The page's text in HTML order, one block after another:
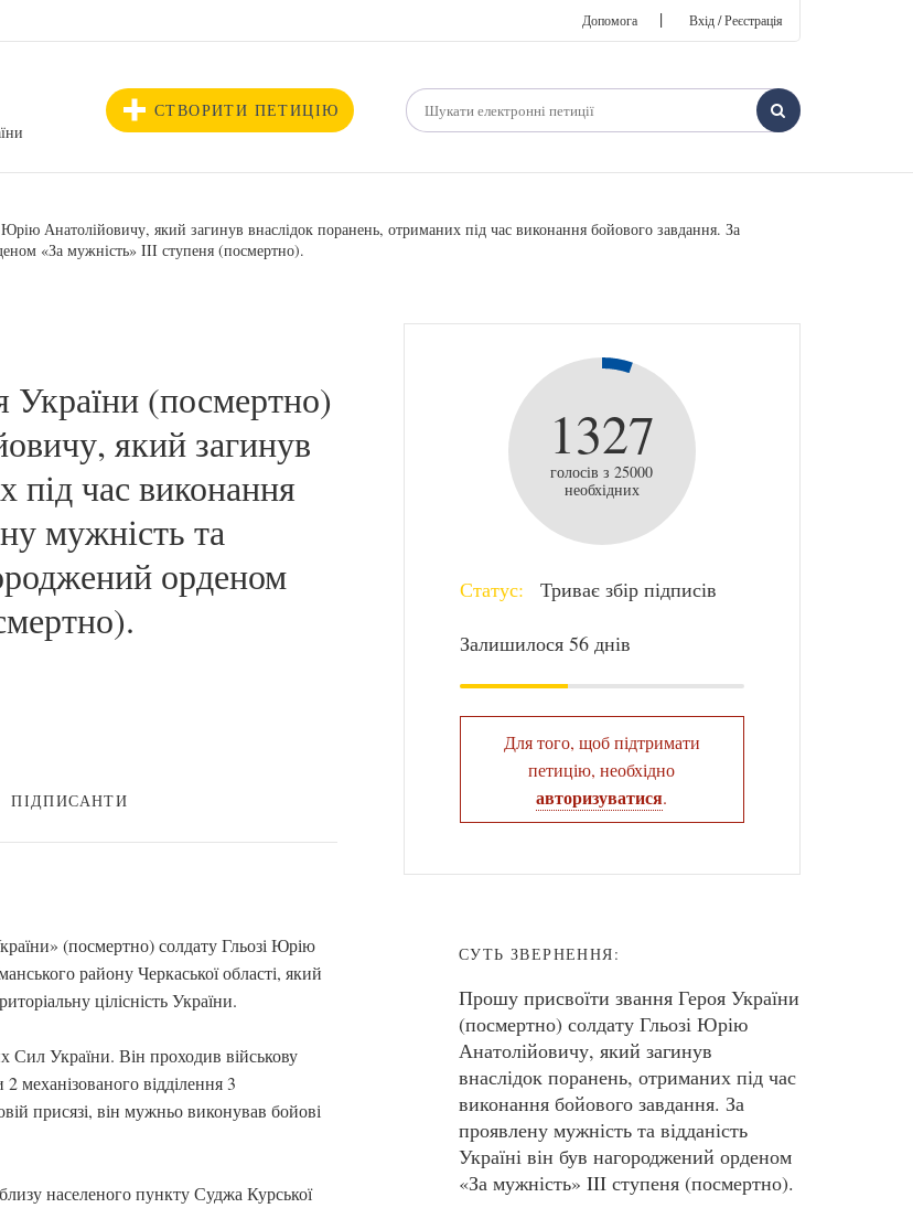
Допомога | Вхід / Реєстрація
СТВОРИТИ ПЕТИЦІЮ
Анатолійовичу, який загинув внаслідок поранень, отриманих під час виконання бойового завдання. За
«За мужність» III ступеня (посмертно).
України (посмертно)
який загинув
під час виконання
мужність та
орденом
ПІДПИСАНТИ
(посмертно) солдату Гльозі Юрію
району Черкаської області, який
цілісність України.
Сил України. Він проходив військову
механізованого відділення 3
присязі, він мужньо виконував бойові
населеного пункту Суджа Курської
1327
голосів з 25000
необхідних
Статус: Триває збір підписів
Залишилося 56 днів
Для того, щоб підтримати
петицію, необхідно
авторизуватися.
СУТЬ ЗВЕРНЕННЯ:
Прошу присвоїти звання Героя України
(посмертно) солдату Гльозі Юрію
Анатолійовичу, який загинув
внаслідок поранень, отриманих під час
виконання бойового завдання. За
проявлену мужність та відданість
Україні він був нагороджений орденом
«За мужність» III ступеня (посмертно).